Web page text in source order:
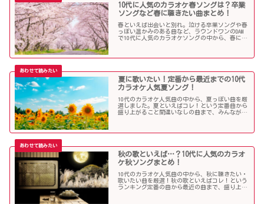
10代に人気のカラオケ春ソングは？卒業
ソングなど春に聴きたい曲まとめ！
春といえば出会いと別れ。泣ける卒業ソングや春
っぽい温かみのある曲など、ラウンドワンのDAM
で10代に人気のカラオケソングの中から、春に聴
夏に歌いたい！定番から最近までの10代
カラオケ人気夏ソング！
10代のカラオケ人気曲の中から、夏っぽい曲を厳
選しました。夏といえばコレ！という定番曲から
盛り上がること間違いなしの曲まで、みんなが選
秋の歌といえば…？10代に人気のカラオ
ケ秋ソングまとめ！
10代のカラオケ人気曲の中から、秋に聴きたい・
歌いたい曲を厳選！秋の歌といえばコレ！という
ランキング定番の曲から最近の曲まで、盛り上が